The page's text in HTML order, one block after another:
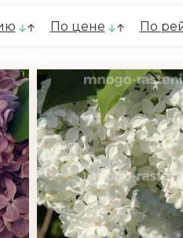
По цене По